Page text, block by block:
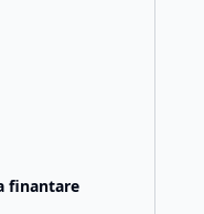
finantare